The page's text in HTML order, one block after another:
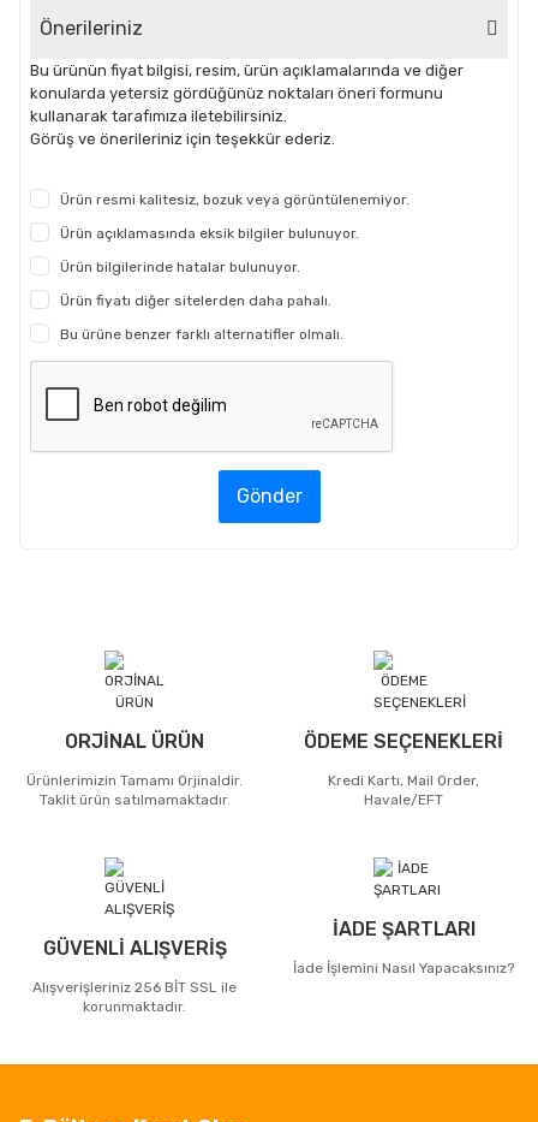
Önerileriniz
Bu ürünün fiyat bilgisi, resim, ürün açıklamalarında ve diğer
konularda yetersiz gördüğünüz noktaları öneri formunu
kullanarak tarafımıza iletebilirsiniz.
Görüş ve önerileriniz için teşekkür ederiz.
Ürün resmi kalitesiz, bozuk veya görüntülenemiyor.
Ürün açıklamasında eksik bilgiler bulunuyor.
Ürün bilgilerinde hatalar bulunuyor.
Ürün fiyatı diğer sitelerden daha pahalı.
Bu ürüne benzer farklı alternatifler olmalı.
Gönder
ORJİNAL ÜRÜN
Ürünlerimizin Tamamı Orjinaldir.
Taklit ürün satılmamaktadır.
ÖDEME SEÇENEKLERİ
Kredi Kartı, Mail Order,
Havale/EFT
GÜVENLİ ALIŞVERİŞ
Alışverişleriniz 256 BİT SSL ile
korunmaktadır.
İADE ŞARTLARI
İade İşlemini Nasıl Yapacaksınız?